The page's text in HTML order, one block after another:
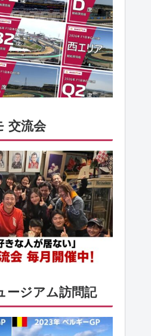
交流会
ージアム訪問記